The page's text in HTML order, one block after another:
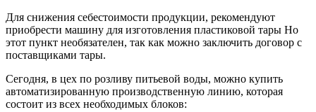
Для снижения себестоимости продукции, рекомендуют
приобрести машину для изготовления пластиковой тары Но
этот пункт необязателен, так как можно заключить договор с
поставщиками тары.
Сегодня, в цех по розливу питьевой воды, можно купить
автоматизированную производственную линию, которая
состоит из всех необходимых блоков: